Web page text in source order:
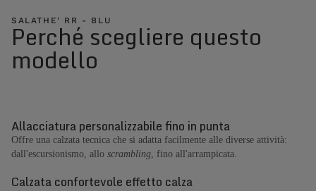
SALATHE' RR - BLU
Perché scegliere questo
modello
Allacciatura personalizzabile fino in punta
Offre una calzata tecnica che si adatta facilmente alle diverse attività:
dall'escursionismo, allo scrambling , fino all'arrampicata.
Calzata confortevole effetto calza